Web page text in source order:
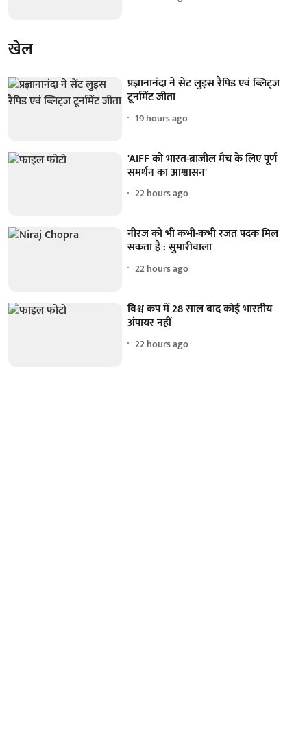
खेल
प्रज्ञानानंदा ने सेंट लुइस रैपिड एवं ब्लिट्ज
टूर्नामेंट जीता
19 hours ago
'AIFF को भारत-ब्राजील मैच के लिए पूर्ण
समर्थन का आश्वासन'
22 hours ago
नीरज को भी कभी-कभी रजत पदक मिल
सकता है : सुमारीवाला
22 hours ago
विश्व कप में 28 साल बाद कोई भारतीय
अंपायर नहीं
22 hours ago